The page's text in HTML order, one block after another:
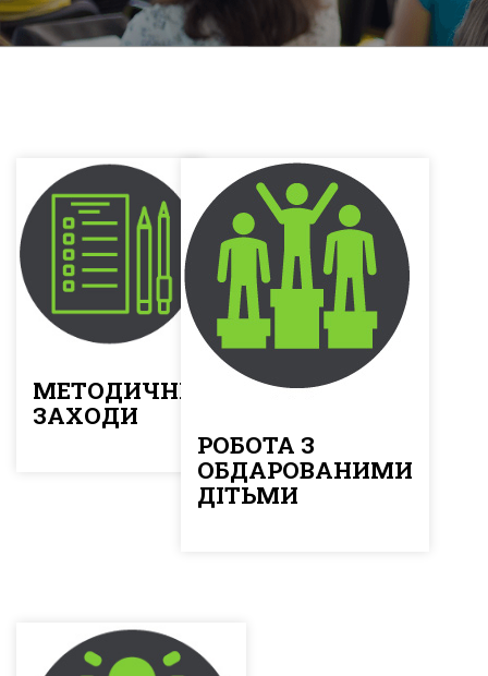
МЕТОДИЧНІ
ЗАХОДИ
РОБОТА З
ОБДАРОВАНИМИ
ДІТЬМИ